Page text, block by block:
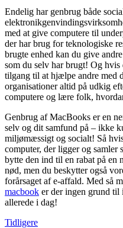
Endelig har genbrug både
med at give computere til
der har brug for teknologiske
brugte enhed kan du give
som du selv har brugt! Og
tilgang til at hjælpe andre med
organisationer altid på udkig
computere og lære folk,
Genbrug af MacBooks er en
selv og dit samfund på – ikke
miljømæssigt og socialt! Så
computer, der ligger og samler
bytte den ind til en rabat på
nød, men du beskytter også
forårsaget af e-affald. Med så
macbook er der ingen grund til
allerede i dag!
Tidligere